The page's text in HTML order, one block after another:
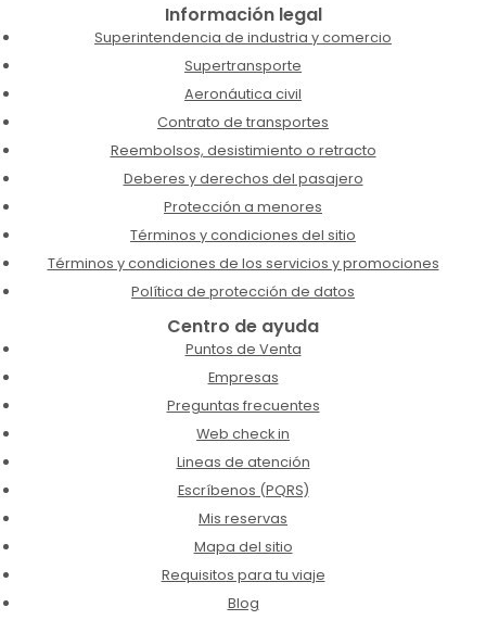
Información legal
Superintendencia de industria y comercio
Supertransporte
Aeronáutica civil
Contrato de transportes
Reembolsos, desistimiento o retracto
Deberes y derechos del pasajero
Protección a menores
Términos y condiciones del sitio
Términos y condiciones de los servicios y promociones
Política de protección de datos
Centro de ayuda
Puntos de Venta
Empresas
Preguntas frecuentes
Web check in
Lineas de atención
Escríbenos (PQRS)
Mis reservas
Mapa del sitio
Requisitos para tu viaje
Blog